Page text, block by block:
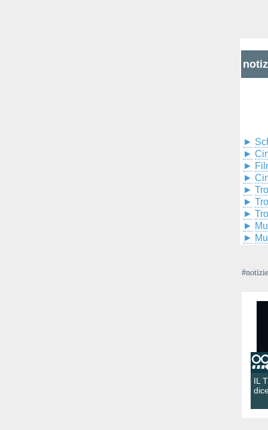
►
►
►
►
►
►
►
►
►
IL